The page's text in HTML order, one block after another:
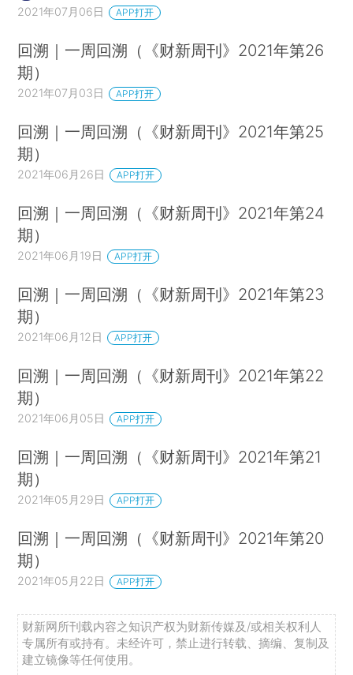
2021年07月06日 APP打开
回溯｜一周回溯（《财新周刊》2021年第26
期）
2021年07月03日 APP打开
回溯｜一周回溯（《财新周刊》2021年第25
期）
2021年06月26日 APP打开
回溯｜一周回溯（《财新周刊》2021年第24
期）
2021年06月19日 APP打开
回溯｜一周回溯（《财新周刊》2021年第23
期）
2021年06月12日 APP打开
回溯｜一周回溯（《财新周刊》2021年第22
期）
2021年06月05日 APP打开
回溯｜一周回溯（《财新周刊》2021年第21
期）
2021年05月29日 APP打开
回溯｜一周回溯（《财新周刊》2021年第20
期）
2021年05月22日 APP打开
财新网所刊载内容之知识产权为财新传媒及/或相关权利人
专属所有或持有。未经许可，禁止进行转载、摘编、复制及
建立镜像等任何使用。